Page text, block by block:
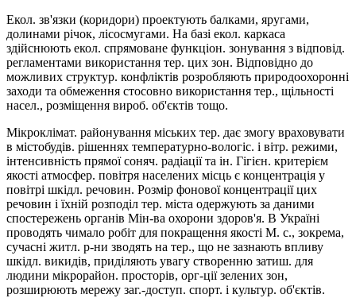
Екол. зв'яз­ки (коридори) проектують балками, яругами,
долинами річок, лісосмугами. На базі екол. каркаса
здійснюють екол. спрямоване функціон. зонування з відповід.
регламентами використання тер. цих зон. Відповідно до
можливих структур. конфліктів розробляють природоохоронні
заходи та обмеження стосовно використання тер., щільності
насел., розміщення вироб. об'єк­тів тощо.
Мікроклімат. районування міських тер. дає змогу враховувати
в містобудів. рішеннях температурно-вологіс. і вітр. режими,
інтенсивність прямої соняч. радіації та ін. Гігієн. критерієм
якості атмосфер. повітря населених місць є концентрація у
повітрі шкідл. речовин. Розмір фонової концентрації цих
речовин і їхній розподіл тер. міста одержують за даними
спостережень органів Мін-ва охорони здоров'я. В Україні
проводять чимало робіт для покращення якості М. с., зокрема,
сучасні житл. р-ни зводять на тер., що не зазнають впливу
шкідл. викидів, приділяють увагу створенню затиш. для
людини мікрорайон. просторів, орг-ції зелених зон,
розширюють мережу заг.-доступ. спорт. і культур. об'єктів.